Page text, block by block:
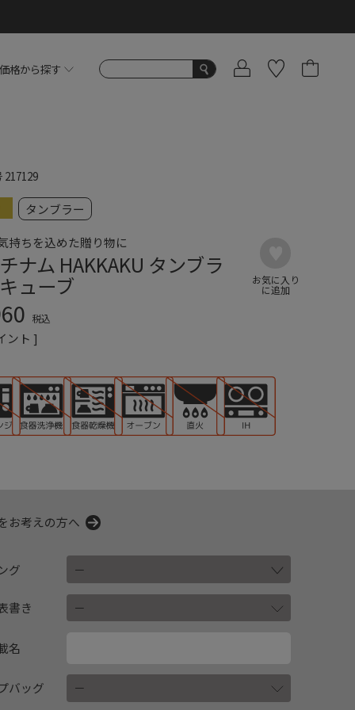
価格から探す
217129
タンブラー
持ちを込めた贈り物に
ナム HAKKAKU タンブラ
ューブ
税込
ント ]
お考えの方へ
グ
書き
名
バッグ